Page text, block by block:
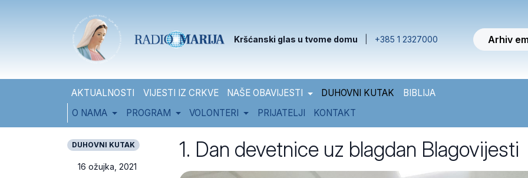
Kršćanski glas u tvome domu +385 1 2327000 Arhiv
AKTUALNOSTI VIJESTI IZ CRKVE NAŠE OBAVIJESTI DUHOVNI KUTAK
BIBLIJA
O NAMA
PROGRAM VOLONTERI PRIJATELJI KONTAKT
DUHOVNI KUTAK
16 ožujka, 2021
1. Dan devetnice uz blagdan Blagovijesti